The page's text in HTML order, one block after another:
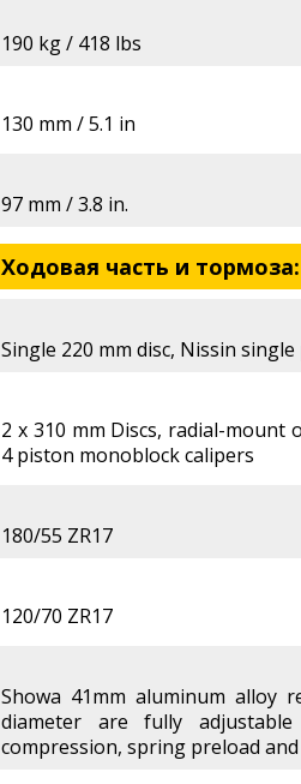
190 kg / 418 lbs
130 mm / 5.1 in
97 mm / 3.8 in.
Ходовая часть и тормоза:
Single 220 mm disc, Nissin
2 x 310 mm Discs, radial-
4 piston monoblock calipers
180/55 ZR17
120/70 ZR17
Showa 41mm aluminum alloy
diameter are fully
compression, spring preload